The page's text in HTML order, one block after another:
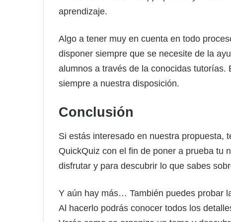
aprendizaje.
Algo a tener muy en cuenta en todo
disponer siempre que se necesite de la
alumnos a través de la conocidas tutorías.
siempre a nuestra disposición.
Conclusión
Si estás interesado en nuestra propuesta,
QuickQuiz con el fin de poner a prueba tu
disfrutar y para descubrir lo que sabes
Y aún hay más… También puedes probar
Al hacerlo podrás conocer todos los